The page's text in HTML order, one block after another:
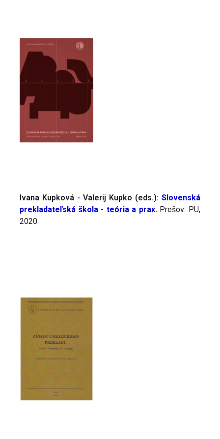
vana Kupková - Valerij Kupko (eds.): Slovenská
prekladateľská škola - teória a prax.Prešov: PU,
2020.